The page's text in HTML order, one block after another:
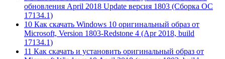
обновления April 2018 Update версия 1803 (Сборка ОС
17134.1)
10 Как скачать Windows 10 оригинальный образ от
Microsoft, Version 1803-Redstone 4 (Apr 2018, build
17134.1)
11 Как скачать и установить оригинальный образ от